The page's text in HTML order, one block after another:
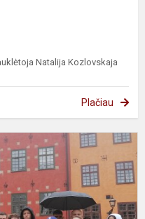
Natalija Kozlovskaja
Plačiau